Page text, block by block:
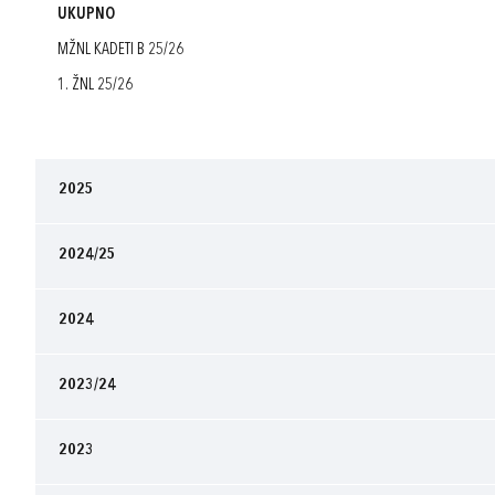
UKUPNO
MŽNL KADETI B 25/26
1. ŽNL 25/26
2025
2024/25
2024
2023/24
2023